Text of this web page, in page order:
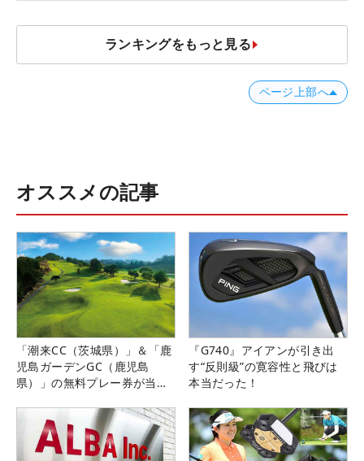
ランキングをもっと見る
ページ上部へ
オススメの記事
「潮来CC（茨城県）」＆「鹿
児島ガーデンGC（鹿児島
県）」の無料プレー券が当た
『G740』アイアンが引き出
す“反則級”の寛容性と飛びは
本当だった！